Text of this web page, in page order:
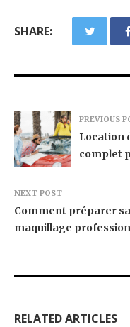
SHARE:
PREVIOUS
Location
complet
NEXT POST
Comment préparer
maquillage
RELATED ARTICLES